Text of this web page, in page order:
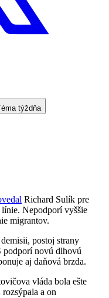
týždňa
Richard Sulík pre
línie. Nepodporí vyššie
migrantov.
postoj strany
podporí novú dlhovú
aj daňová brzda.
vláda bola ešte
a on